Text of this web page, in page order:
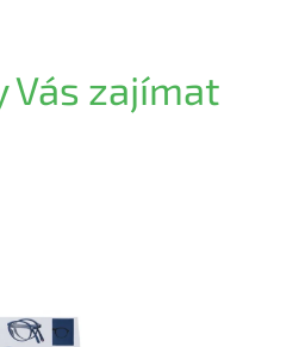
Vás zajímat